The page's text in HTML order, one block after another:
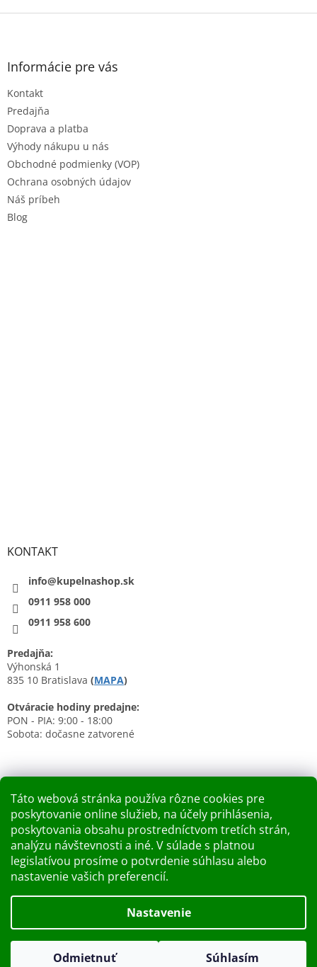
Táto webová stránka používa rôzne cookies pre
poskytovanie online služieb, na účely prihlásenia,
poskytovania obsahu prostredníctvom tretích strán,
analýzu návštevnosti a iné. V súlade s platnou
legislatívou prosíme o potvrdenie súhlasu alebo
nastavenie vašich preferencií.
Nastavenie
Odmietnuť Súhlasím
Dobry deň Chceme Vás informovať, že predajňa bude zatvorená
v piatok 7.8.2026. Ďakujeme za pochopenie S pozdravom
Z
Informácie pre vás
Kontakt
Predajňa
Doprava a platba
Výhody nákupu u nás
Obchodné podmienky (VOP)
Ochrana osobných údajov
Náš príbeh
Blog
KONTAKT
info@kupelnashop.sk
0911 958 000
0911 958 600
Predajňa:
Výhonská 1
835 10 Bratislava (MAPA)
Otváracie hodiny predajne:
PON - PIA: 9:00 - 18:00
Sobota: dočasne zatvorené
Nákupný košík
0KS / 0 €
Copyright 2026Kupelnashop.sk. Všetky práva vyhradené.
Upraviť nastavenie cookies